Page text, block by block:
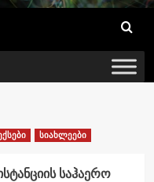
სიახლეები
საჰაერო